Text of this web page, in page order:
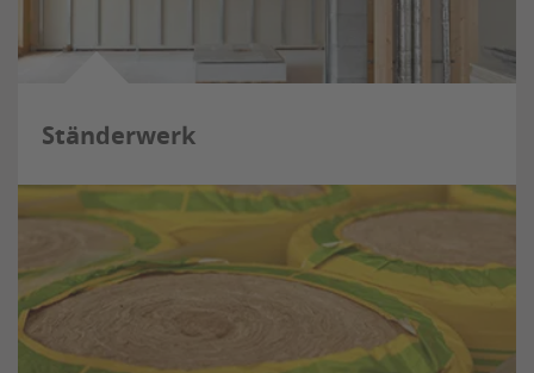
Ständerwerk